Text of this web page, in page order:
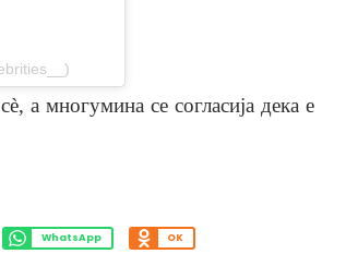
а многумина се согласија дека е
WhatsApp OK